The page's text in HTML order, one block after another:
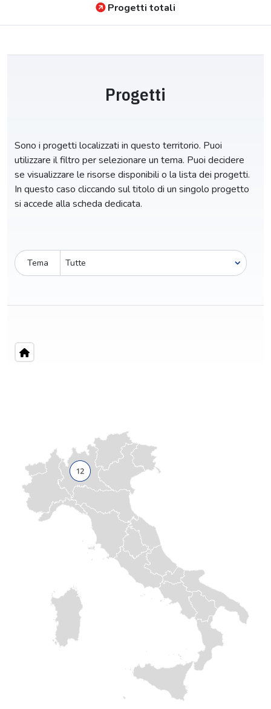
Progetti totali
Progetti
Sono i progetti localizzati in questo territorio. Puoi
utilizzare il filtro per selezionare un tema. Puoi decidere
se visualizzare le risorse disponibili o la lista dei progetti.
In questo caso cliccando sul titolo di un singolo progetto
si accede alla scheda dedicata.
Tema